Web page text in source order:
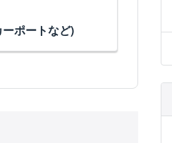
ポートなど)